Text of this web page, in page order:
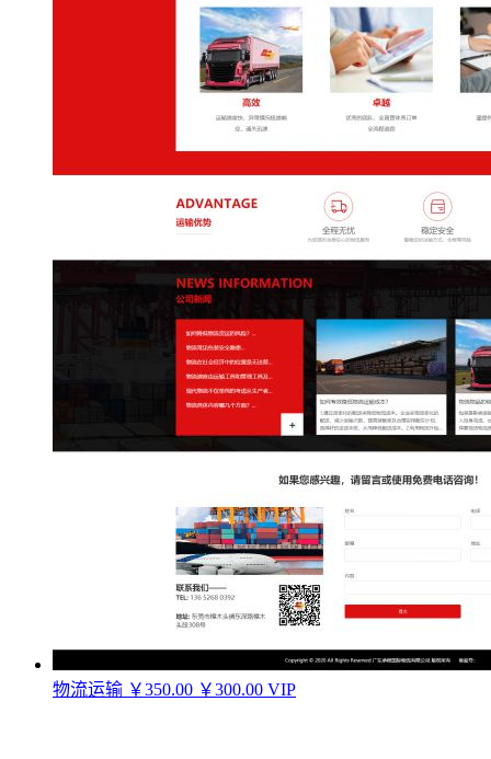
物流运输 ￥350.00 ￥300.00 VIP